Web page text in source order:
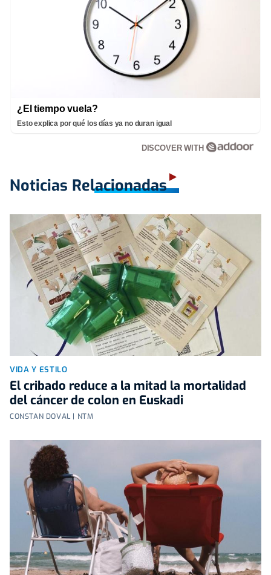
¿El tiempo vuela?
Esto explica por qué los días ya no duran igual
DISCOVER WITH
Noticias Relacionadas
VIDA Y ESTILO
El cribado reduce a la mitad la mortalidad
del cáncer de colon en Euskadi
CONSTAN DOVAL | NTM